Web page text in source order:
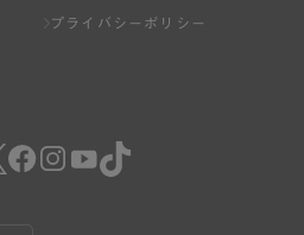
プライバシーポリシー